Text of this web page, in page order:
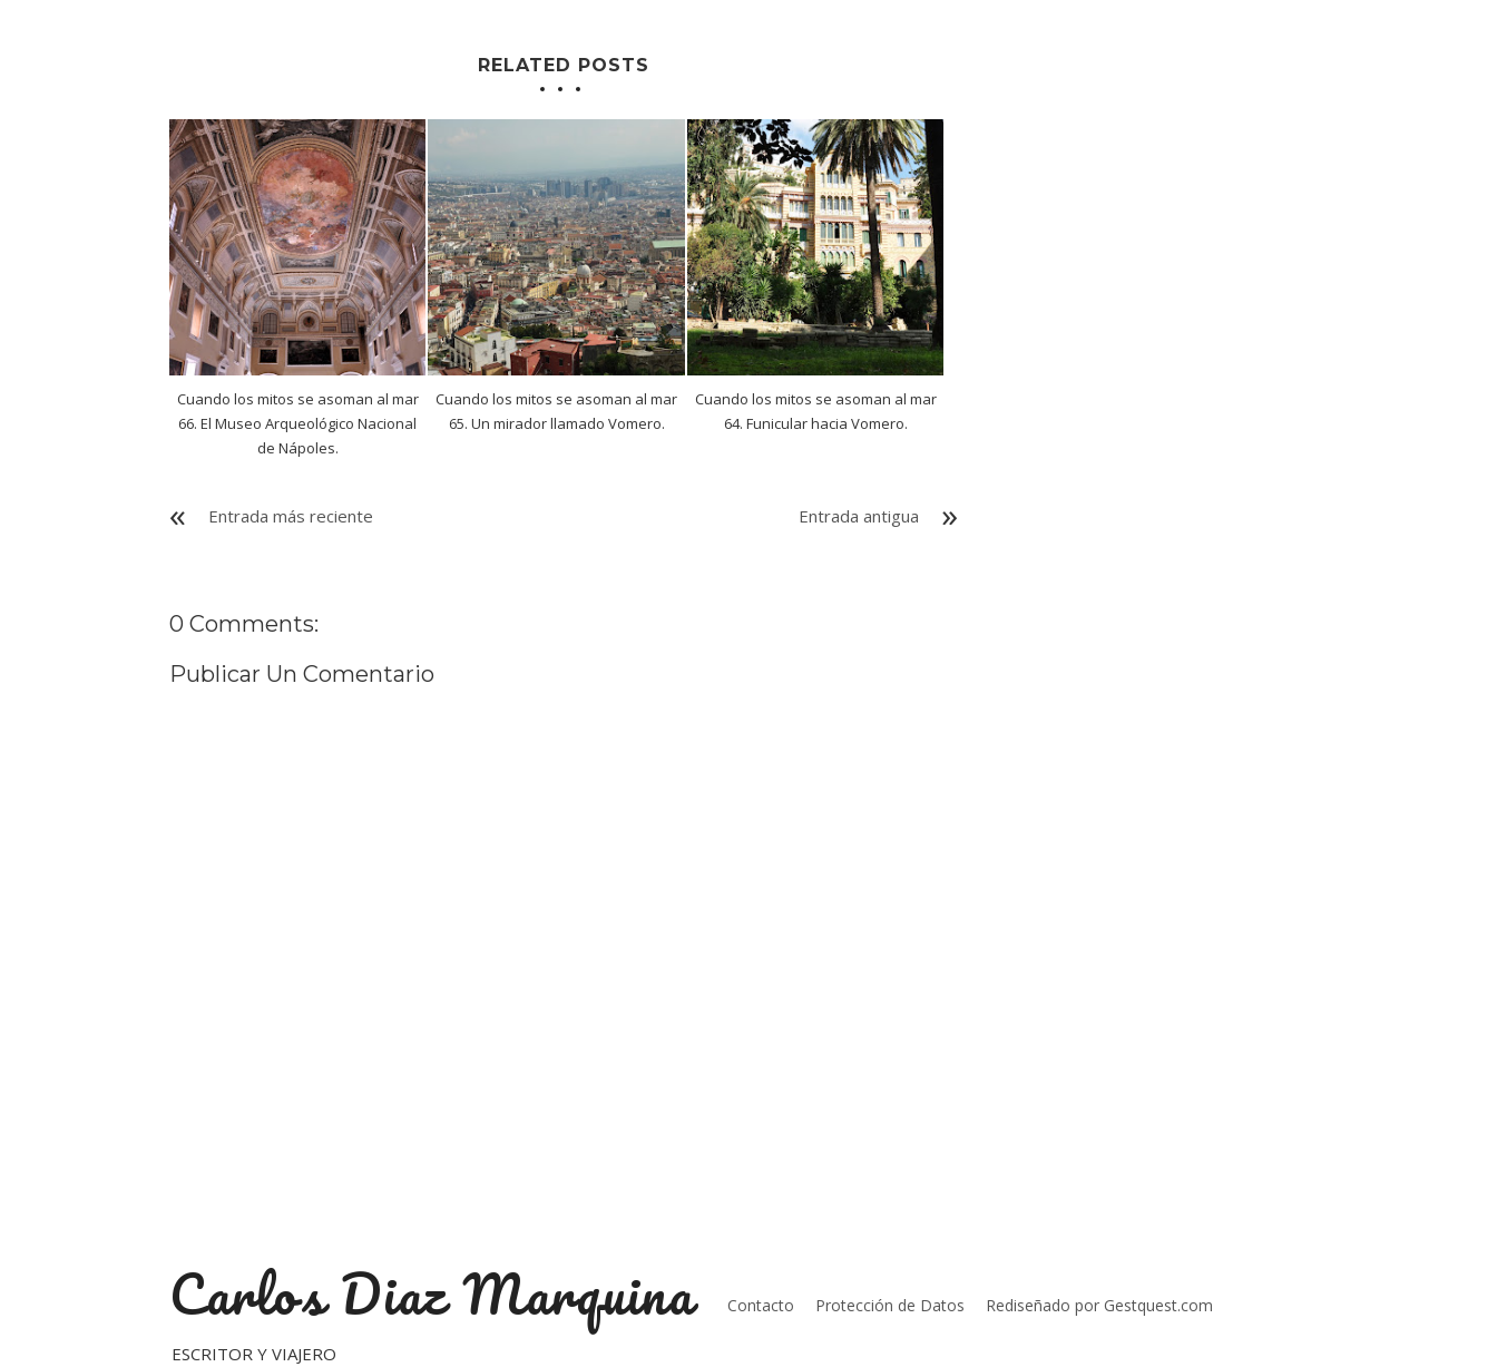
RELATED POSTS
Cuando los mitos se asoman al mar
66. El Museo Arqueológico Nacional
de Nápoles.
Cuando los mitos se asoman al mar
65. Un mirador llamado Vomero.
Cuando los mitos se asoman al mar
64. Funicular hacia Vomero.
Entrada más reciente Entrada antigua
0 Comments:
Publicar Un Comentario
Carlos Diaz Marquina
ESCRITOR Y VIAJERO
Contacto Protección de Datos Rediseñado por Gestquest.com